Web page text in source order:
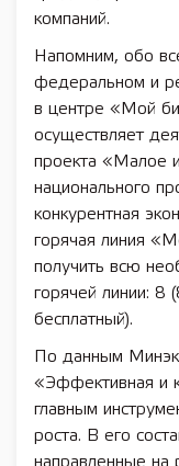
компаний.
Напомним, обо
федеральном и
в центре «Мой
осуществляет
проекта «Малое
национального
конкурентная
горячая линия
получить всю
горячей линии: 8
бесплатный).
По данным
«Эффективная и
главным
роста. В его
направленные на